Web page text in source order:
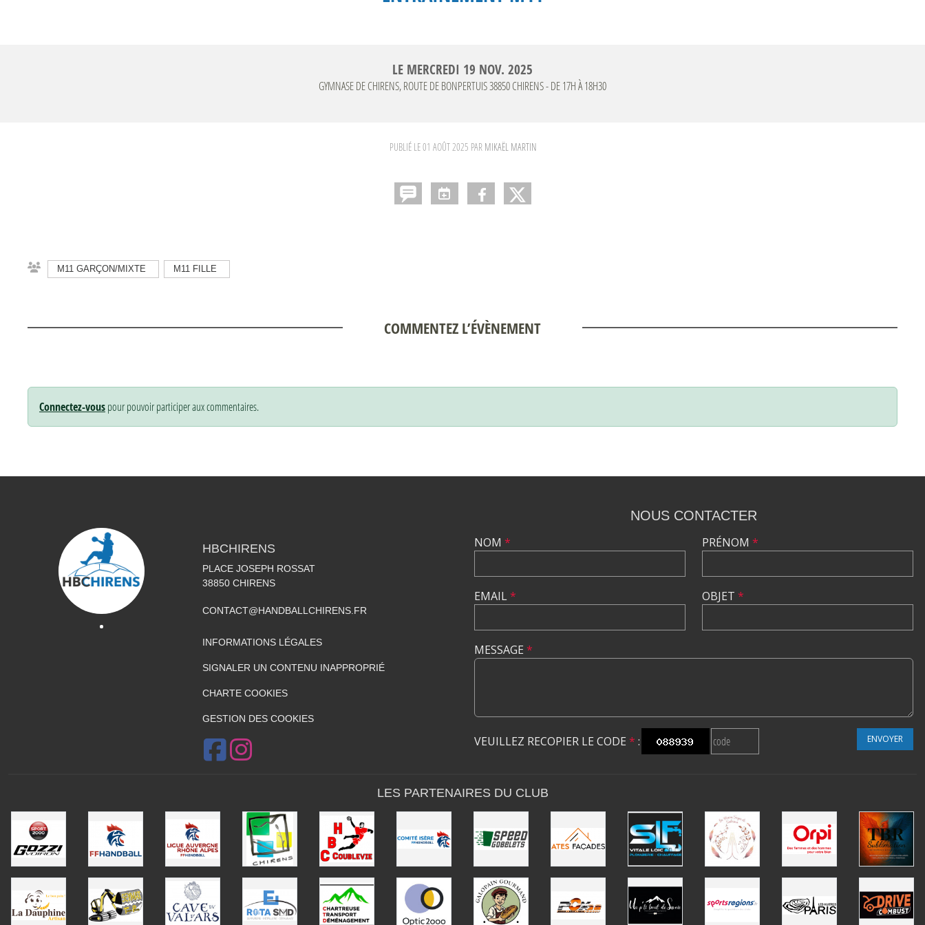
LE MERCREDI 19 NOV. 2025
GYMNASE DE CHIRENS, ROUTE DE BONPERTUIS38850CHIRENS- DE 17H À 18H30
PUBLIÉ LE01 AOÛT 2025 PAR MIKAËL MARTIN
M11 GARÇON/MIXTE M11 FILLE
COMMENTEZ L’ÉVÈNEMENT
Connectez-vouspour pouvoir participer aux commentaires.
HBCHIRENS
PLACE JOSEPH ROSSAT
38850 CHIRENS
CONTACT@HANDBALLCHIRENS.FR
INFORMATIONS LÉGALES
SIGNALER UN CONTENU INAPPROPRIÉ
CHARTE COOKIES
GESTION DES COOKIES
NOUS CONTACTER
NOM *
EMAIL*
PRÉNOM *
OBJET *
MESSAGE *
VEUILLEZ RECOPIER LE CODE * : ENVOYER
LES PARTENAIRES DU CLUB